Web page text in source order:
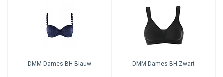
DMM Dames BH Blauw DMM Dames BH Zwart